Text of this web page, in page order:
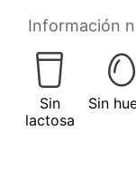
Información
Sin
lactosa
Sin